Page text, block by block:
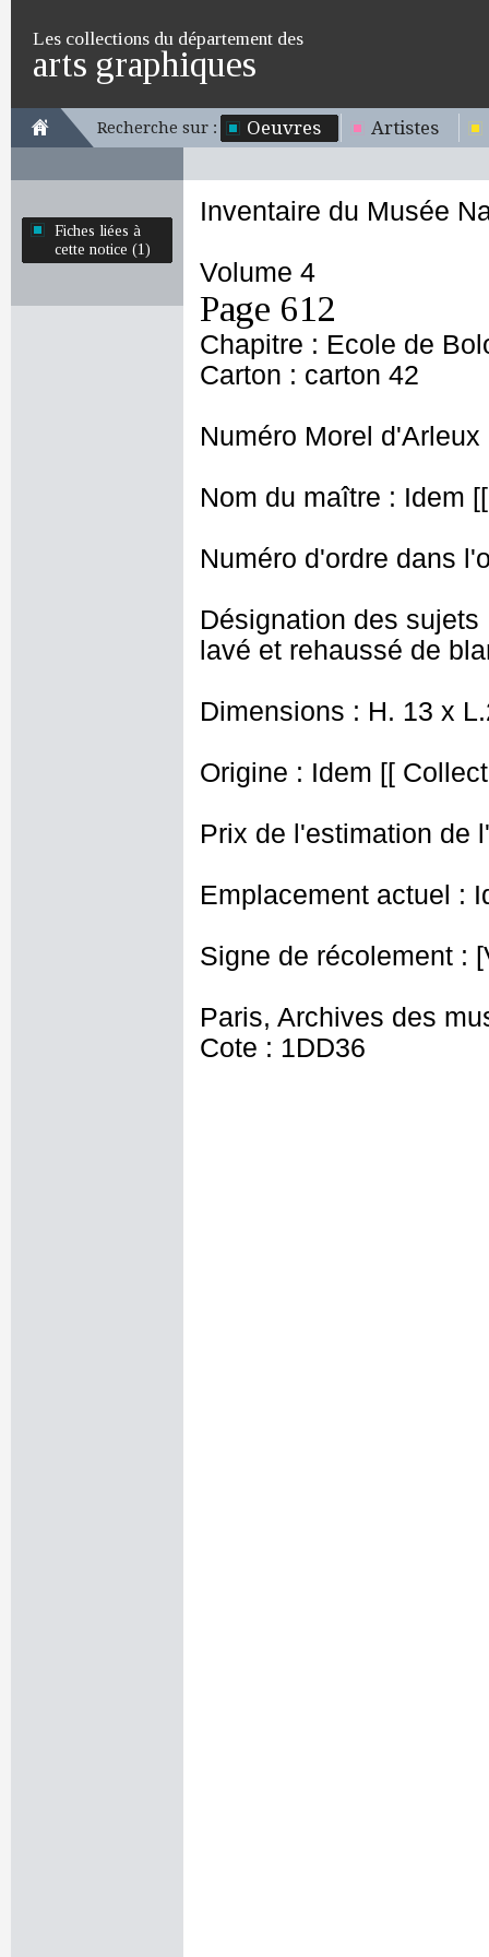
Les collections du département des
arts graphiques
Recherche sur : Oeuvres Artistes
Fiches liées à
cette notice (1)
Inventaire du Musée
Volume 4
Page 612
Chapitre : Ecole de
Carton : carton 42
Numéro Morel d'Arleux
Nom du maître : Idem
Numéro d'ordre dans
Désignation des
lavé et rehaussé de
Dimensions : H. 13 x
Origine : Idem [[
Prix de l'estimation de
Emplacement actuel :
Signe de récolement :
Paris, Archives des
Cote : 1DD36